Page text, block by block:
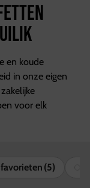
en koude
in onze eigen
voor elk
favorieten (5)